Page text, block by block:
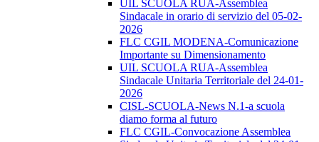
UIL SCUOLA RUA-Assemblea
Sindacale in orario di servizio del 05-02-
2026
FLC CGIL MODENA-Comunicazione
Importante su Dimensionamento
UIL SCUOLA RUA-Assemblea
Sindacale Unitaria Territoriale del 24-01-
2026
CISL-SCUOLA-News N.1-a scuola
diamo forma al futuro
FLC CGIL-Convocazione Assemblea